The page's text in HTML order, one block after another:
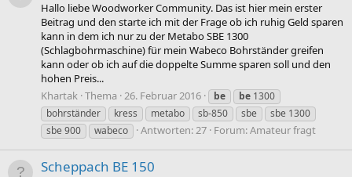
Hallo liebe Woodworker Community. Das ist hier mein erster
Beitrag und den starte ich mit der Frage ob ich ruhig Geld sparen
kann in dem ich nur zu der Metabo SBE 1300
(Schlagbohrmaschine) für mein Wabeco Bohrständer greifen
kann oder ob ich auf die doppelte Summe sparen soll und den
hohen Preis...
Khartak Thema 26. Februar 2016 be be 1300
bohrständer
kress metabo sb-850 sbe
sbe 1300
sbe 900
wabeco Antworten: 27 Forum:Amateur fragt
Scheppach BE 150